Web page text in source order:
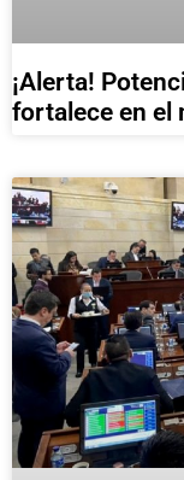
¡Alerta!
fortalece en el